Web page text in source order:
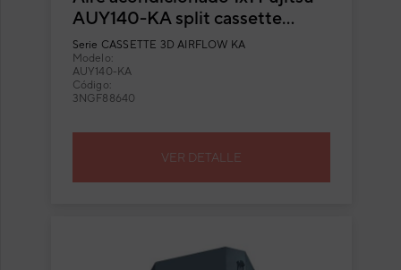
AUY140-KA split cassette
Inverter con flujo circular
Serie CASSETTE 3D AIRFLOW KA
Modelo:
AUY140-KA
Código:
3NGF88640
VER DETALLE